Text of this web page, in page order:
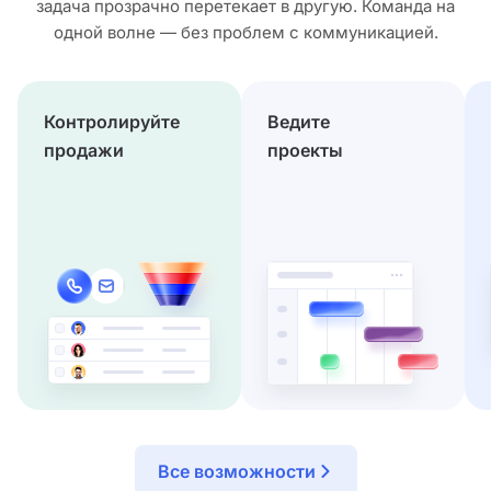
задача прозрачно перетекает в другую. Команда на
одной волне — без проблем с коммуникацией.
Контролируйте
продажи
Ведите
проекты
Все возможности